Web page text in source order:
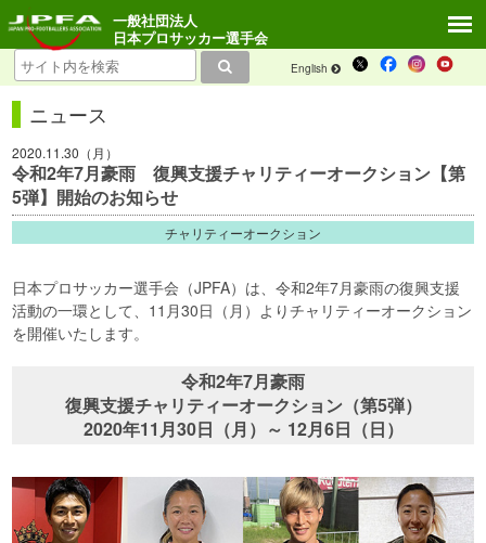
English
一般社団法人
日本プロサッカー選手会
ニュース
2020.11.30（月）
令和2年7月豪雨 復興支援チャリティーオークション【第
5弾】開始のお知らせ
チャリティーオークション
日本プロサッカー選手会（JPFA）は、令和2年7月豪雨の復興支援
活動の一環として、11月30日（月）よりチャリティーオークション
を開催いたします。
令和2年7月豪雨
復興支援チャリティーオークション（第5弾）
2020年11月30日（月）～ 12月6日（日）